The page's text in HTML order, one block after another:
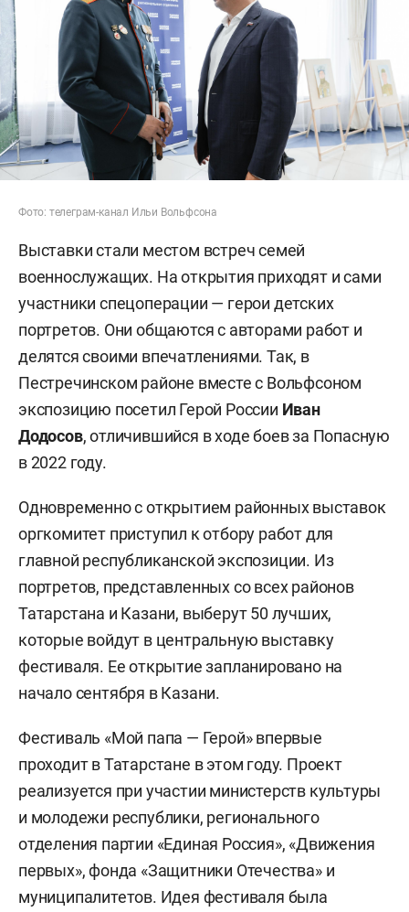
Фото: телеграм-канал Ильи Вольфсона
Выставки стали местом встреч семей
военнослужащих. На открытия приходят и сами
участники спецоперации — герои детских
портретов. Они общаются с авторами работ и
делятся своими впечатлениями. Так, в
Пестречинском районе вместе с Вольфсоном
экспозицию посетил Герой России Иван
Додосов, отличившийся в ходе боев за Попасную
в 2022 году.
Одновременно с открытием районных выставок
оргкомитет приступил к отбору работ для
главной республиканской экспозиции. Из
портретов, представленных со всех районов
Татарстана и Казани, выберут 50 лучших,
которые войдут в центральную выставку
фестиваля. Ее открытие запланировано на
начало сентября в Казани.
Фестиваль «Мой папа — Герой» впервые
проходит в Татарстане в этом году. Проект
реализуется при участии министерств культуры
и молодежи республики, регионального
отделения партии «Единая Россия», «Движения
первых», фонда «Защитники Отечества» и
муниципалитетов. Идея фестиваля была